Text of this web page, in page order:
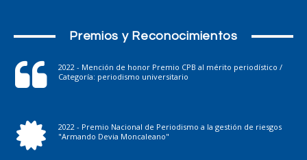
Premios y Reconocimientos
2022 - Mención de honor Premio CPB al mérito periodístico /
Categoría: periodismo universitario
2022 - Premio Nacional de Periodismo a la gestión de riesgos
"Armando Devia Moncaleano"